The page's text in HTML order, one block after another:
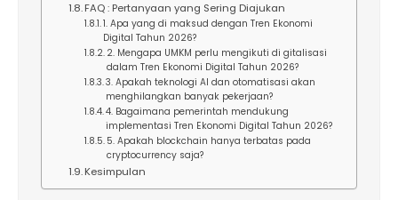
FAQ : Pertanyaan yang Sering Diajukan
1. Apa yang di maksud dengan Tren Ekonomi
Digital Tahun 2026?
2. Mengapa UMKM perlu mengikuti di gitalisasi
dalam Tren Ekonomi Digital Tahun 2026?
3. Apakah teknologi AI dan otomatisasi akan
menghilangkan banyak pekerjaan?
4. Bagaimana pemerintah mendukung
implementasi Tren Ekonomi Digital Tahun 2026?
5. Apakah blockchain hanya terbatas pada
cryptocurrency saja?
Kesimpulan